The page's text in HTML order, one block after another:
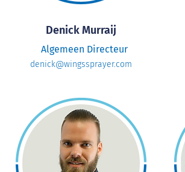
Denick Murraij
Algemeen Directeur
denick@wingssprayer.com